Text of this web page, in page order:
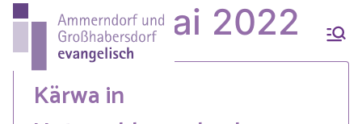
Zum
Inhalt
Ammern
Month:Mai 2022
Kärwa in